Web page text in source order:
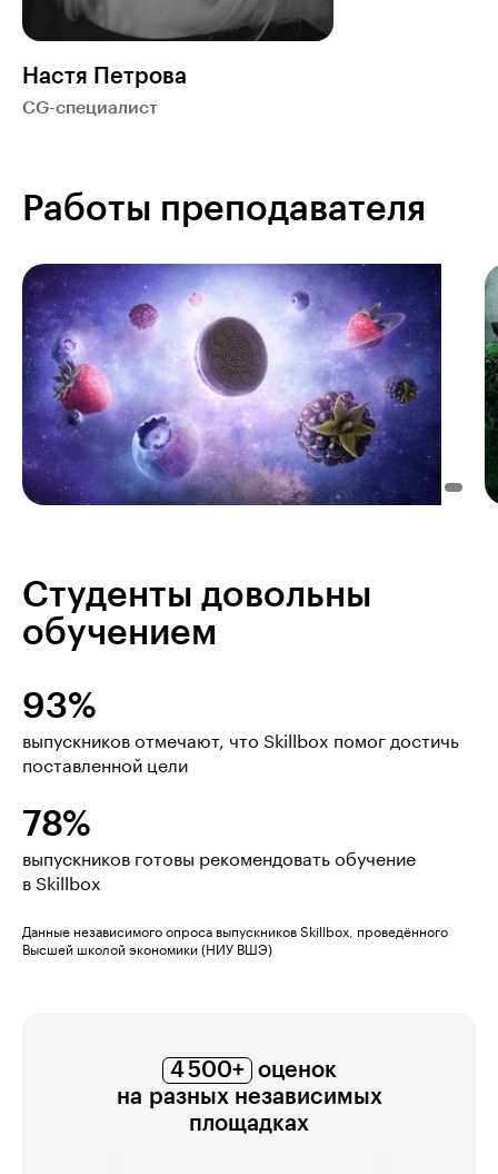
Настя Петрова
CG-специалист
Работы преподавателя
Студенты довольны
обучением
93%
выпускников отмечают, что Skillbox помог достичь
поставленной цели
78%
выпускников готовы рекомендовать обучение
в Skillbox
Данные независимого опроса выпускников Skillbox, проведённого
Высшей школой экономики (НИУ ВШЭ)
4 500+ оценок
на разных независимых
площадках